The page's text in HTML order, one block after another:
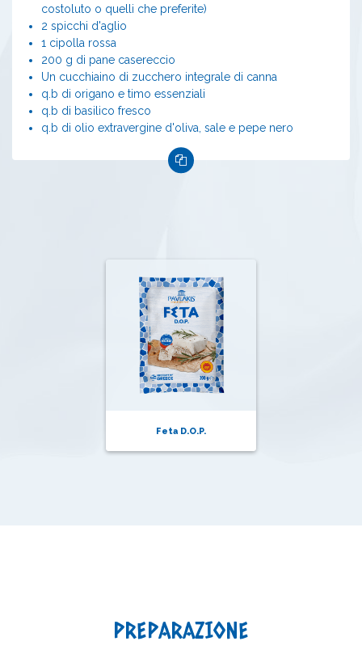
costoluto o quelli che preferite)
2 spicchi d'aglio
1 cipolla rossa
200 g di pane casereccio
Un cucchiaino di zucchero integrale di canna
q.b di origano e timo essenziali
q.b di basilico fresco
q.b di olio extravergine d'oliva, sale e pepe nero
Feta D.O.P.
PREPARAZIONE